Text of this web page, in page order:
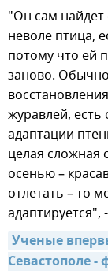
"Он сам найдет
неволе птица,
потому что ей
заново.
журавлей,
адаптации
целая сложная
осенью –
отлетать – то
Ученые
Севастополе -